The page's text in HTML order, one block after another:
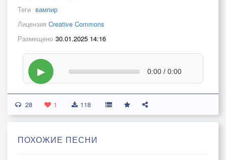
Теги вампир
Лицензия Creative Commons
Размещено 30.01.2025 14:16
▶ 0:00 / 0:00
28 1 118
ПОХОЖИЕ ПЕСНИ